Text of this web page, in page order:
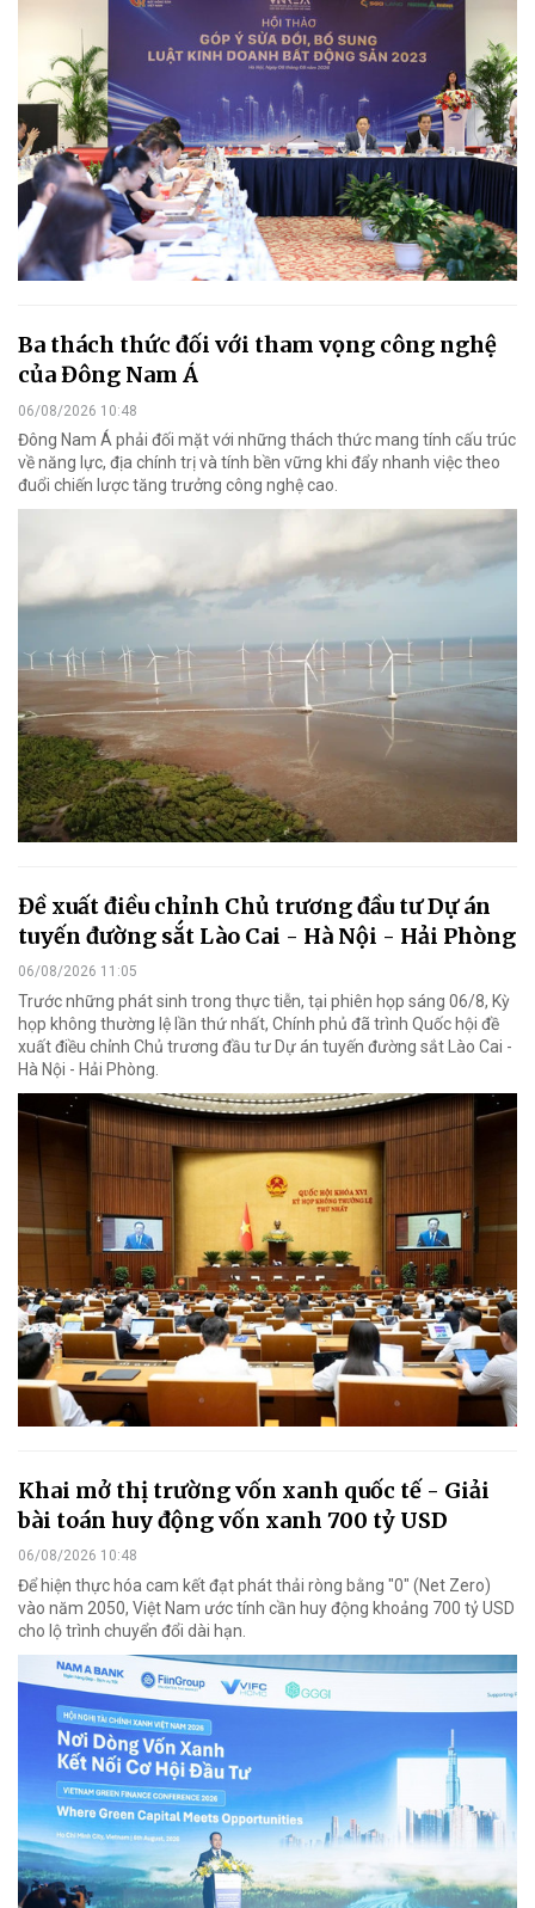
Ba thách thức đối với tham vọng công nghệ
của Đông Nam Á
06/08/2026 10:48
Đông Nam Á phải đối mặt với những thách thức mang tính cấu trúc
về năng lực, địa chính trị và tính bền vững khi đẩy nhanh việc theo
đuổi chiến lược tăng trưởng công nghệ cao.
Đề xuất điều chỉnh Chủ trương đầu tư Dự án
tuyến đường sắt Lào Cai - Hà Nội - Hải Phòng
06/08/2026 11:05
Trước những phát sinh trong thực tiễn, tại phiên họp sáng 06/8, Kỳ
họp không thường lệ lần thứ nhất, Chính phủ đã trình Quốc hội đề
xuất điều chỉnh Chủ trương đầu tư Dự án tuyến đường sắt Lào Cai -
Hà Nội - Hải Phòng.
Khai mở thị trường vốn xanh quốc tế - Giải
bài toán huy động vốn xanh 700 tỷ USD
06/08/2026 10:48
Để hiện thực hóa cam kết đạt phát thải ròng bằng "0" (Net Zero)
vào năm 2050, Việt Nam ước tính cần huy động khoảng 700 tỷ USD
cho lộ trình chuyển đổi dài hạn.